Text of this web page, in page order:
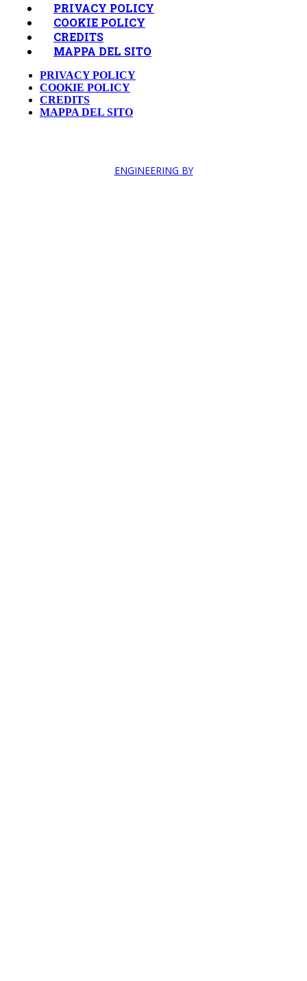
PRIVACY POLICY
COOKIE POLICY
CREDITS
MAPPA DEL SITO
PRIVACY POLICY
COOKIE POLICY
CREDITS
MAPPA DEL SITO
ENGINEERING BY